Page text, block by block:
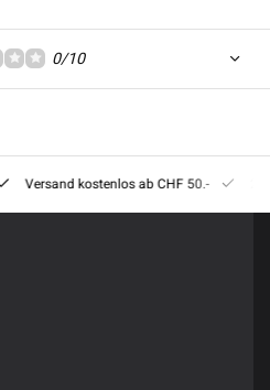
0/10
Versand kostenlos ab CHF 50.-